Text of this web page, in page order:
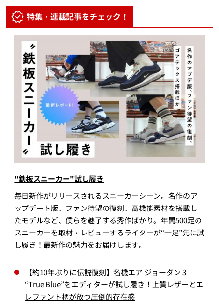
特集・連載記事をチェック！
"鉄板スニーカー"試し履き
毎日新作がリリースされるスニーカーシーン。名作のア
ップデート版、ファン待望の復刻、高機能素材を搭載し
たモデルなど、僕らを魅了する秀作ばかり。年間500足の
スニーカーを取材・レビューするライターが“一足”先に試
し履き！最新作の魅力をお届けします。
【約10年ぶりに伝説復刻】名機エア ジョーダン 3
“True Blue”をエディターが試し履き！上質レザーとエ
レファント柄が放つ圧倒的存在感